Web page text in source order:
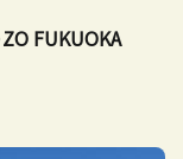
FUKUOKA